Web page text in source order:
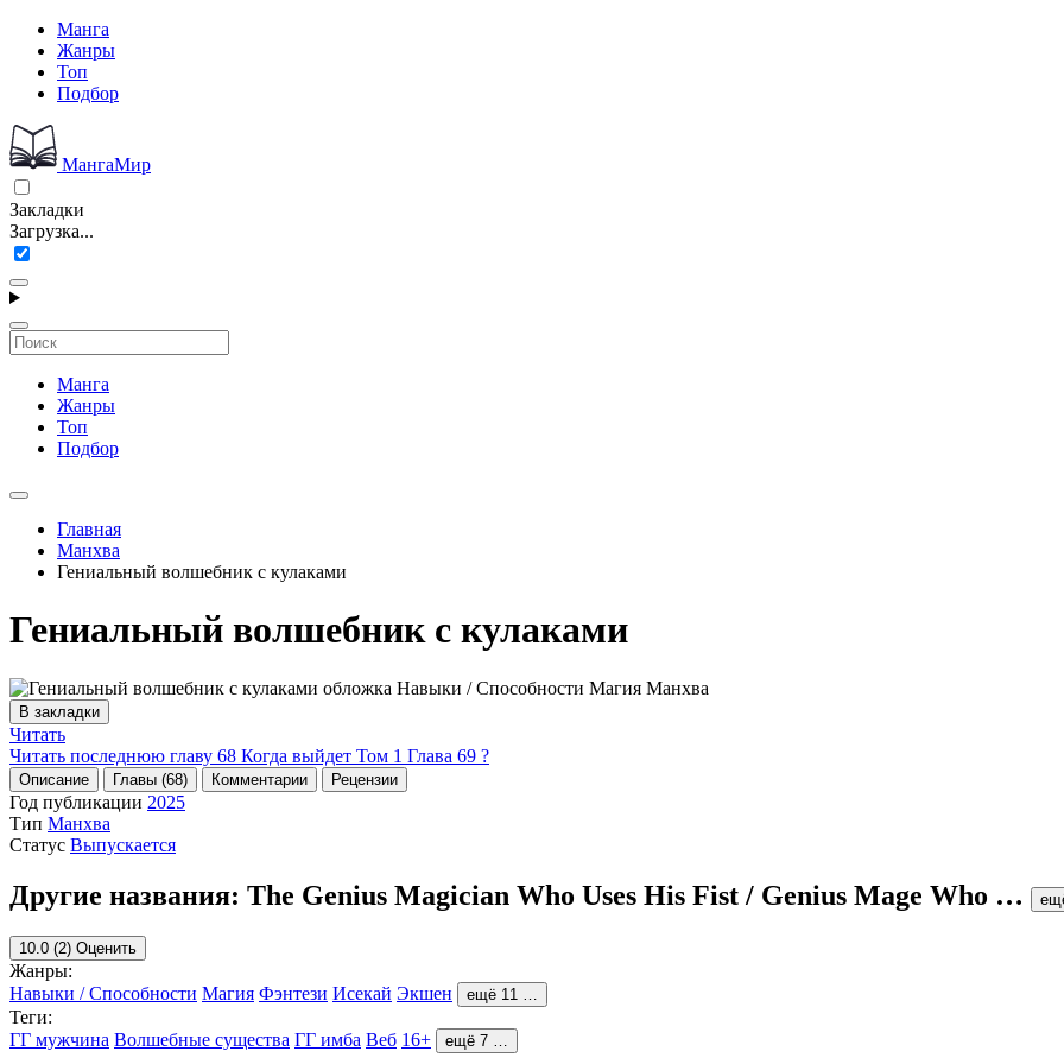
Манга
Жанры
Топ
Подбор
МангаМир
Закладки
Загрузка...
Манга
Жанры
Топ
Подбор
Главная
Манхва
Гениальный волшебник с кулаками
Гениальный волшебник с кулаками
В закладки
Читать
Читать последнюю главу 68 Когда выйдет Том 1 Глава 69 ?
Описание Главы (68) Комментарии Рецензии
Год публикации 2025
Тип Манхва
Статус Выпускается
Другие названия: The Genius Magician Who Uses His Fist / Genius Mage Who …
10.0 (2) Оценить
Жанры:
Навыки / Способности Магия Фэнтези Исекай Экшен ещё 11 …
Теги:
ГГ мужчина Волшебные существа ГГ имба Веб 16+ ещё 7 …